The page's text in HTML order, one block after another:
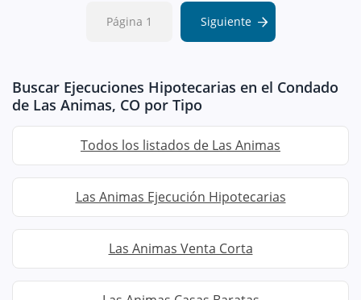
Página 1 Siguiente
Buscar Ejecuciones Hipotecarias en el Condado
de Las Animas, CO por Tipo
Todos los listados de Las Animas
Las Animas Ejecución Hipotecarias
Las Animas Venta Corta